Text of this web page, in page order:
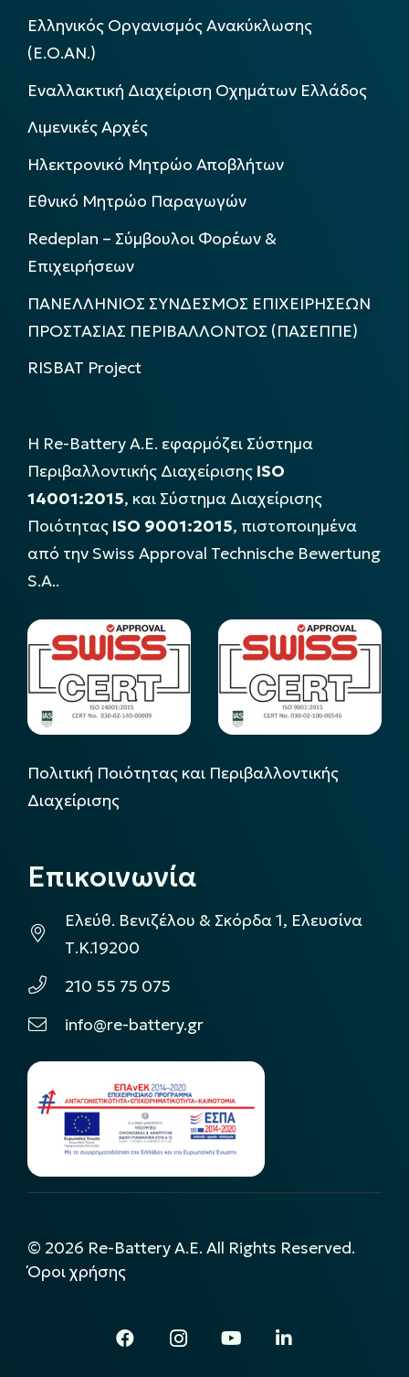
Ελληνικός Οργανισμός Ανακύκλωσης
(Ε.Ο.ΑΝ.)
Εναλλακτική Διαχείριση Οχημάτων Ελλάδος
Λιμενικές Αρχές
Ηλεκτρονικό Μητρώο Αποβλήτων
Εθνικό Μητρώο Παραγωγών
Redeplan – Σύμβουλοι Φορέων &
Επιχειρήσεων
ΠΑΝΕΛΛΗΝΙΟΣ ΣΥΝΔΕΣΜΟΣ ΕΠΙΧΕΙΡΗΣΕΩΝ
ΠΡΟΣΤΑΣΙΑΣ ΠΕΡΙΒΑΛΛΟΝΤΟΣ (ΠΑΣΕΠΠΕ)
RISBAT Project
Η Re-Battery Α.Ε. εφαρμόζει Σύστημα
Περιβαλλοντικής Διαχείρισης ISO
14001:2015, και Σύστημα Διαχείρισης
Ποιότητας ISO 9001:2015, πιστοποιημένα
από την Swiss Approval Technische Bewertung
S.A..
Πολιτική Ποιότητας και Περιβαλλοντικής
Διαχείρισης
Επικοινωνία
Ελεύθ. Βενιζέλου & Σκόρδα 1, Ελευσίνα
Τ.Κ.19200
210 55 75 075
info@re-battery.gr
© 2026 Re-Battery A.E. All Rights Reserved.
Όροι χρήσης